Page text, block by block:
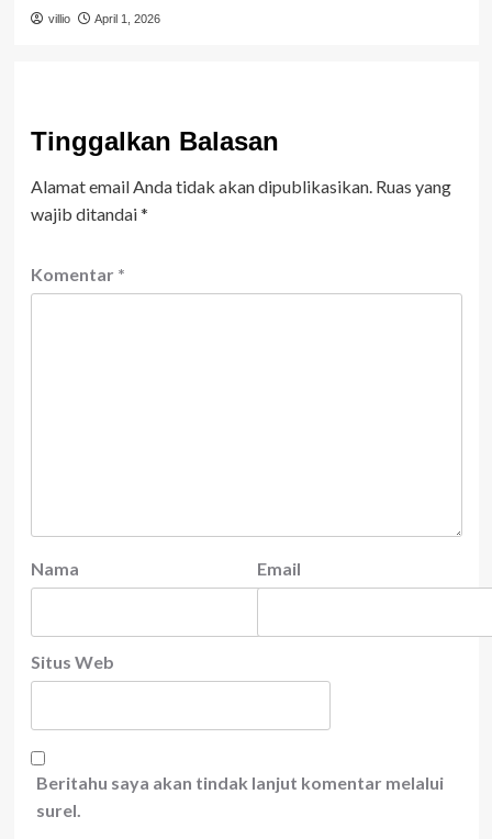
villio April 1, 2026
Tinggalkan Balasan
Alamat email Anda tidak akan dipublikasikan. Ruas yang
wajib ditandai*
Komentar *
Nama Email
Situs Web
Beritahu saya akan tindak lanjut komentar melalui
surel.